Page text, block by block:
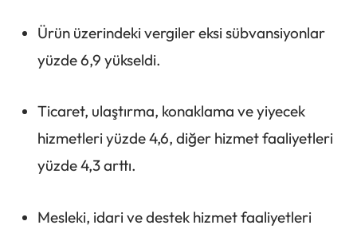
Ürün üzerindeki vergiler eksi sübvansiyonlar
yüzde 6,9 yükseldi.
Ticaret, ulaştırma, konaklama ve yiyecek
hizmetleri yüzde 4,6, diğer hizmet faaliyetleri
yüzde 4,3 arttı.
Mesleki, idari ve destek hizmet faaliyetleri